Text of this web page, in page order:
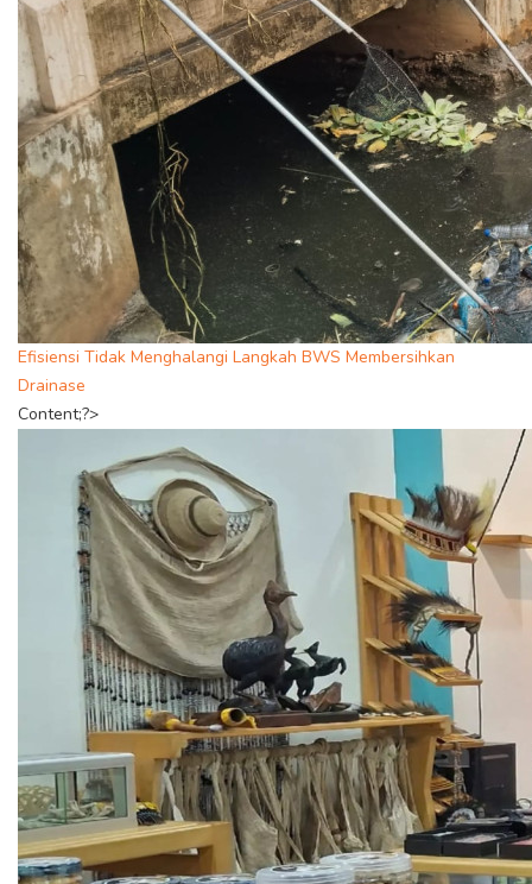
Efisiensi Tidak Menghalangi Langkah BWS Membersihkan
Drainase
Content;?>